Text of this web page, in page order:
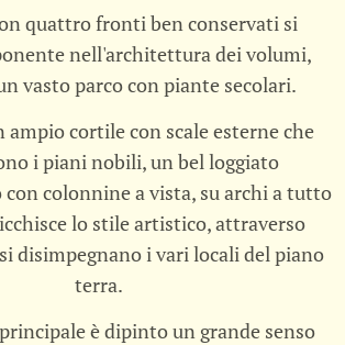
quattro fronti ben conservati si
nell'architettura dei volumi,
vasto parco con piante secolari.
cortile con scale esterne che
i piani nobili, un bel loggiato
con colonnine a vista, su archi a tutto
lo stile artistico, attraverso
disimpegnano i vari locali del piano
terra.
è dipinto un grande senso